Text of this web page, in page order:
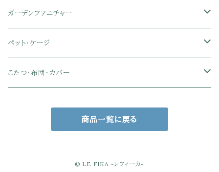
シングル
シングル
セミダブル
ダブル
ダブル
クイーン
キング
サイドワゴン・チェスト
木製デスク
ガラスデスク
幅101～120cmデスク
幅121～160cmデスク
メッシュオフィスチェア
革・レザー・合皮チェア
スチール脚チェア
木脚チェア
トイレ用品
トイレットペーパーホルダー
バス用品・バスマット
コーヒーサーバー
エコバッグ
玄関小物・傘
おもちゃ・キッズ収納
学習机・学習椅子
チェア・ベビーチェア・ソファ
その他のキッズ家具
シーリングファンライト
ペンダントライト
スポットライト
ドレープカーテン
レースカーテン
カーテンセット
ガーデンファニチャー
ガーデンフェンス・アーチ
ガーデンテーブル・チェア・ベンチ
サンシェード・日よけ
ペット・ケージ
ケージ
こたつ・布団・カバー
商品一覧に戻る
© LE FIKA -レフィーカ-